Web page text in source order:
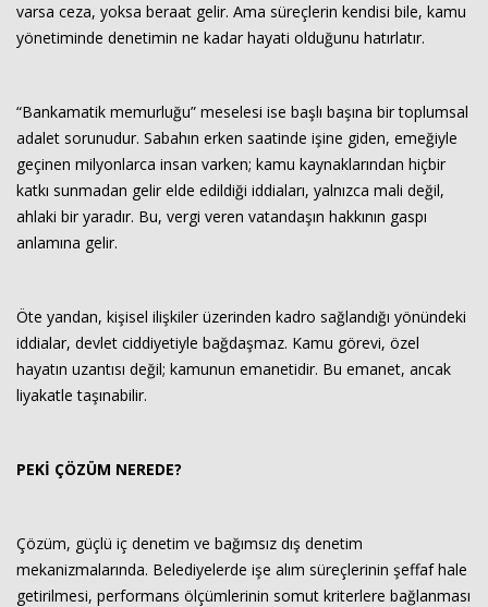
varsa ceza, yoksa beraat gelir. Ama süreçlerin kendisi bile, kamu
yönetiminde denetimin ne kadar hayati olduğunu hatırlatır.
“Bankamatik memurluğu” meselesi ise başlı başına bir toplumsal
adalet sorunudur. Sabahın erken saatinde işine giden, emeğiyle
geçinen milyonlarca insan varken; kamu kaynaklarından hiçbir
katkı sunmadan gelir elde edildiği iddiaları, yalnızca mali değil,
ahlaki bir yaradır. Bu, vergi veren vatandaşın hakkının gaspı
anlamına gelir.
Öte yandan, kişisel ilişkiler üzerinden kadro sağlandığı yönündeki
iddialar, devlet ciddiyetiyle bağdaşmaz. Kamu görevi, özel
hayatın uzantısı değil; kamunun emanetidir. Bu emanet, ancak
liyakatle taşınabilir.
PEKİ ÇÖZÜM NEREDE?
Çözüm, güçlü iç denetim ve bağımsız dış denetim
mekanizmalarında. Belediyelerde işe alım süreçlerinin şeffaf hale
getirilmesi, performans ölçümlerinin somut kriterlere bağlanması